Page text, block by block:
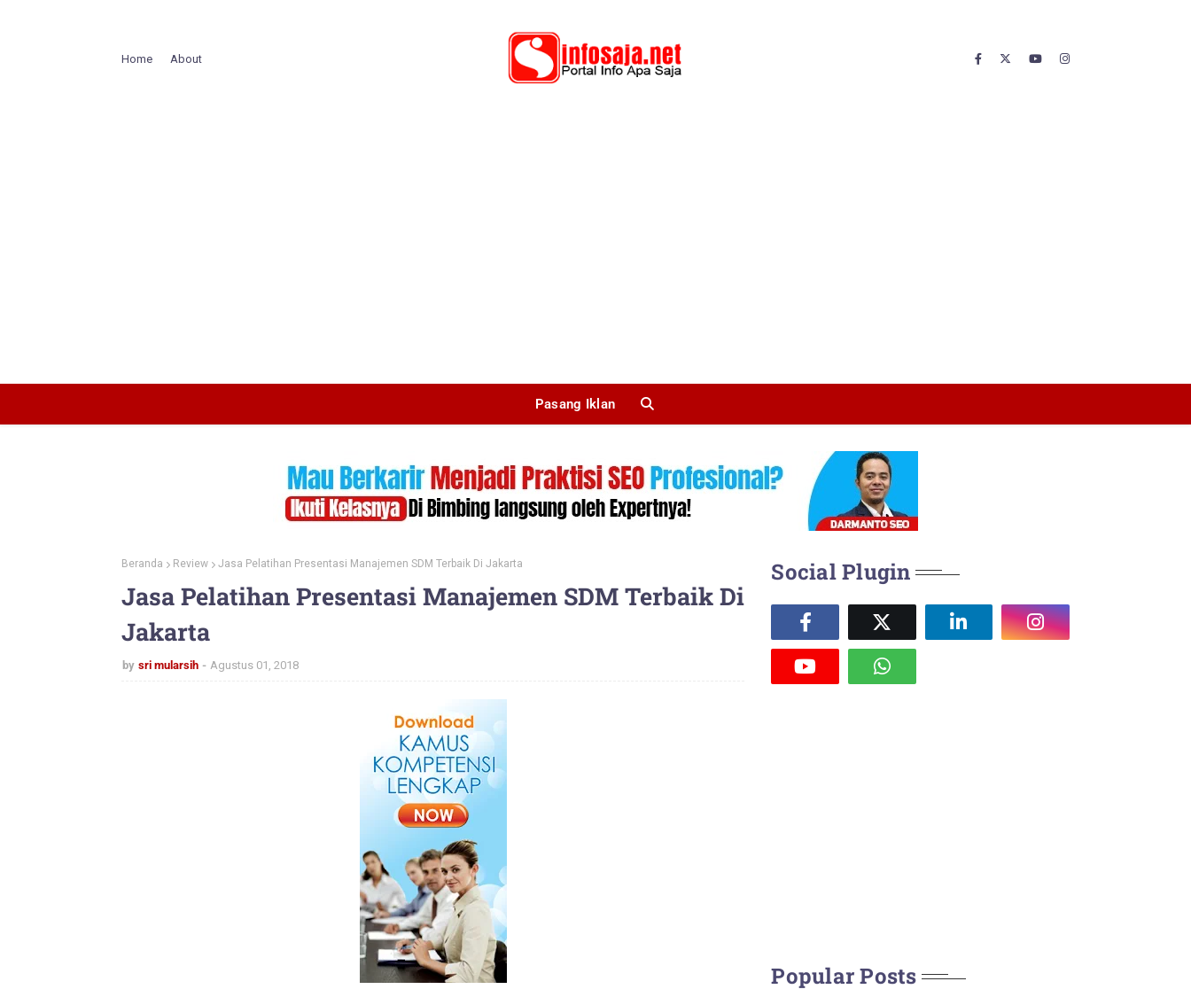
Home About
Pasang Iklan
Beranda Review Jasa Pelatihan Presentasi Manajemen SDM Terbaik Di Jakarta
Jasa Pelatihan Presentasi Manajemen SDM Terbaik Di
Jakarta
by sri mularsih Agustus 01, 2018
Social Plugin
Popular Posts